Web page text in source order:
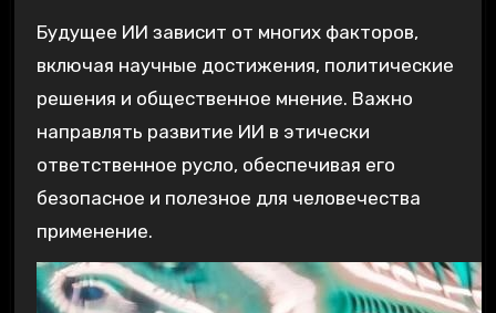
Будущее ИИ зависит от многих факторов,
включая научные достижения, политические
решения и общественное мнение. Важно
направлять развитие ИИ в этически
ответственное русло, обеспечивая его
безопасное и полезное для человечества
применение.